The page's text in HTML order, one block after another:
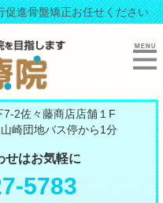
促進骨盤矯正お任せください
2佐々藤商店店舗１F
崎団地バス停から1分
せはお気軽に
5783